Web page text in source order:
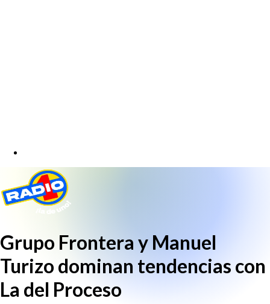
Grupo Frontera y Manuel
Turizo dominan tendencias con
La del Proceso